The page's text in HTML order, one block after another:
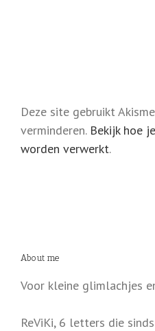
Deze site gebruikt
verminderen. Bekijk hoe
worden verwerkt.
About me
Voor kleine glimlachjes
ReViKi, 6 letters die